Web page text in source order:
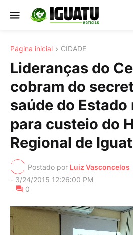
Página inicial CIDADE
Lideranças do
cobram do
saúde do
para custeio do
Regional de
Postado por Luiz Vasconcelos
- 3/24/2015 12:26:00 PM
0